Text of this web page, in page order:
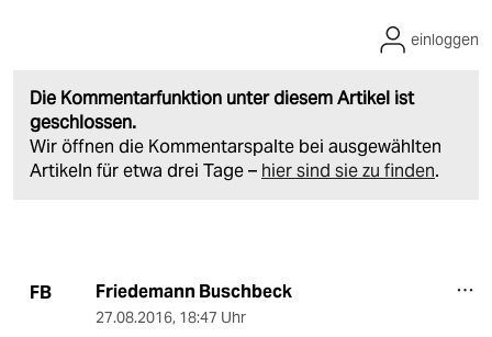
Die Kommentarfunktion unter diesem Artikel ist
geschlossen.
Wir öffnen die Kommentarspalte bei ausgewählten
Artikeln für etwa drei Tage – hier sind sie zu finden.
einloggen
FB Friedemann Buschbeck
27.08.2016, 18:47 Uhr